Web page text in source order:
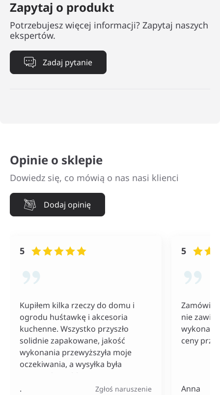
Zapytaj o produkt
Potrzebujesz więcej informacji? Zapytaj naszych
ekspertów.
Zadaj pytanie
Opinie o sklepie
Dowiedz się, co mówią o nas nasi klienci
Dodaj opinię
5
Kupiłem kilka rzeczy do domu i
ogrodu huśtawkę i akcesoria
kuchenne. Wszystko przyszło
solidnie zapakowane, jakość
wykonania przewyższyła moje
oczekiwania, a wysyłka była
naprawdę szybka. Do tego ceny
bardzo konkurencyjne, szczególnie
. Zgłoś naruszenie
5
nie
ceny
Anna